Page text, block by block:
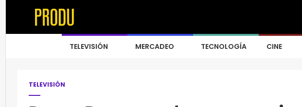
TELEVISIÓN MERCADEO TECNOLOGÍA CINE
TELEVISIÓN